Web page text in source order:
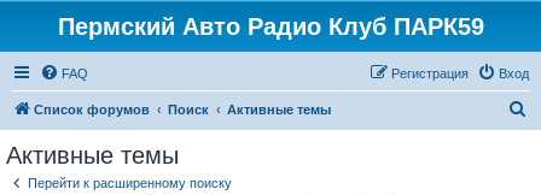
Пермский Авто Радио Клуб ПАРК59
FAQ Вход
Регистрация
Список форумов Поиск Активные темы
Активные темы
Перейти к расширенному поиску